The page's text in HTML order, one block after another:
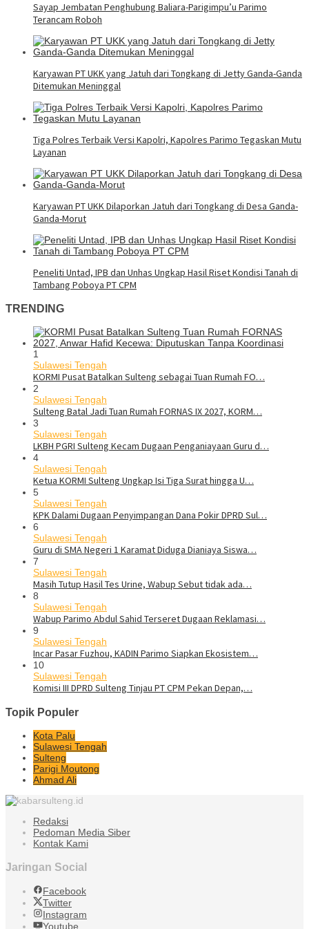
Sayap Jembatan Penghubung Baliara-Parigimpu’u Parimo
Terancam Roboh
Karyawan PT UKK yang Jatuh dari Tongkang di Jetty Ganda-Ganda
Ditemukan Meninggal
Tiga Polres Terbaik Versi Kapolri, Kapolres Parimo Tegaskan Mutu
Layanan
Karyawan PT UKK Dilaporkan Jatuh dari Tongkang di Desa Ganda-
Ganda-Morut
Peneliti Untad, IPB dan Unhas Ungkap Hasil Riset Kondisi Tanah di
Tambang Poboya PT CPM
TRENDING
1
Sulawesi Tengah
KORMI Pusat Batalkan Sulteng sebagai Tuan Rumah FO…
2
Sulawesi Tengah
Sulteng Batal Jadi Tuan Rumah FORNAS IX 2027, KORM…
3
Sulawesi Tengah
LKBH PGRI Sulteng Kecam Dugaan Penganiayaan Guru d…
4
Sulawesi Tengah
Ketua KORMI Sulteng Ungkap Isi Tiga Surat hingga U…
5
Sulawesi Tengah
KPK Dalami Dugaan Penyimpangan Dana Pokir DPRD Sul…
6
Sulawesi Tengah
Guru di SMA Negeri 1 Karamat Diduga Dianiaya Siswa…
7
Sulawesi Tengah
Masih Tutup Hasil Tes Urine, Wabup Sebut tidak ada…
8
Sulawesi Tengah
Wabup Parimo Abdul Sahid Terseret Dugaan Reklamasi…
9
Sulawesi Tengah
Incar Pasar Fuzhou, KADIN Parimo Siapkan Ekosistem…
10
Sulawesi Tengah
Komisi III DPRD Sulteng Tinjau PT CPM Pekan Depan,…
Topik Populer
Kota Palu
Sulawesi Tengah
Sulteng
Parigi Moutong
Ahmad Ali
Redaksi
Pedoman Media Siber
Kontak Kami
Jaringan Social
Facebook
Twitter
Instagram
Youtube